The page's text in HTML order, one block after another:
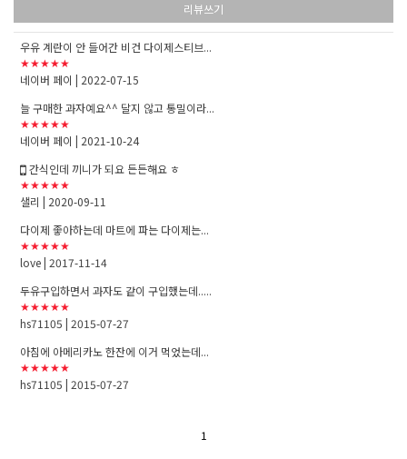
리뷰쓰기
우유 계란이 안 들어간 비건 다이제스티브...
★★★★★
네이버 페이 | 2022-07-15
늘 구매한 과자예요^^ 달지 않고 통밀이라...
★★★★★
네이버 페이 | 2021-10-24
간식인데 끼니가 되요 든든해요 ㅎ
★★★★★
샐리 | 2020-09-11
다이제 좋아하는데 마트에 파는 다이제는...
★★★★★
love| 2017-11-14
두유구입하면서 과자도 같이 구입했는데.....
★★★★★
hs71105 | 2015-07-27
아침에 아메리카노 한잔에 이거 먹었는데...
★★★★★
hs71105 | 2015-07-27
1